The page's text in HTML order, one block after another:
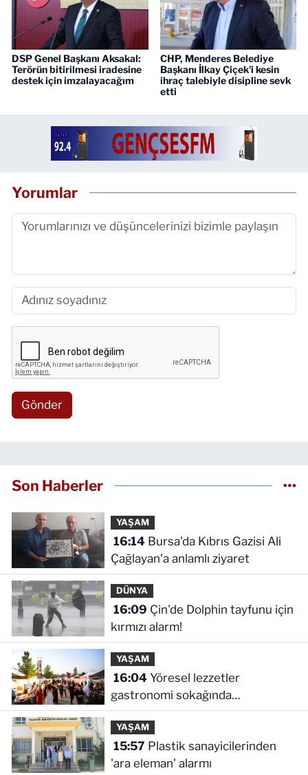
DSP Genel Başkanı Aksakal:
Terörün bitirilmesi iradesine
destek için imzalayacağım
CHP, Menderes Belediye
Başkanı İlkay Çiçek'i kesin
ihraç talebiyle disipline sevk
etti
Yorumlar
Gönder
Son Haberler
YAŞAM
16:14Bursa'da Kıbrıs Gazisi Ali
Çağlayan'a anlamlı ziyaret
DÜNYA
16:09
kırmızı alarm!
YAŞAM
16:04Yöresel lezzetler
gastronomi sokağında
ziyaretçilerle buluşuyor
YAŞAM
15:57
'ara eleman' alarmı